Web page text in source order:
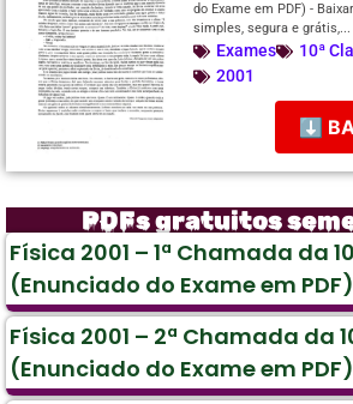
do Exame em PDF) -
simples, segura e grátis,...
Exames 10ª
2001
⬇
PDFs gratuitos
Física 2001 – 1ª Chamada da
(Enunciado do Exame em PDF)
Física 2001 – 2ª Chamada da
(Enunciado do Exame em PDF)